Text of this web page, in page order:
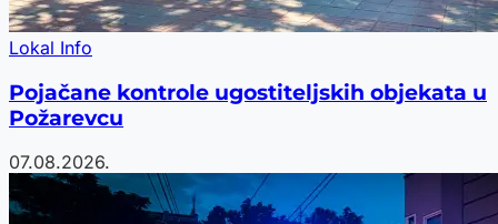
Lokal Info
Pojačane kontrole ugostiteljskih objekata u
Požarevcu
07.08.2026.